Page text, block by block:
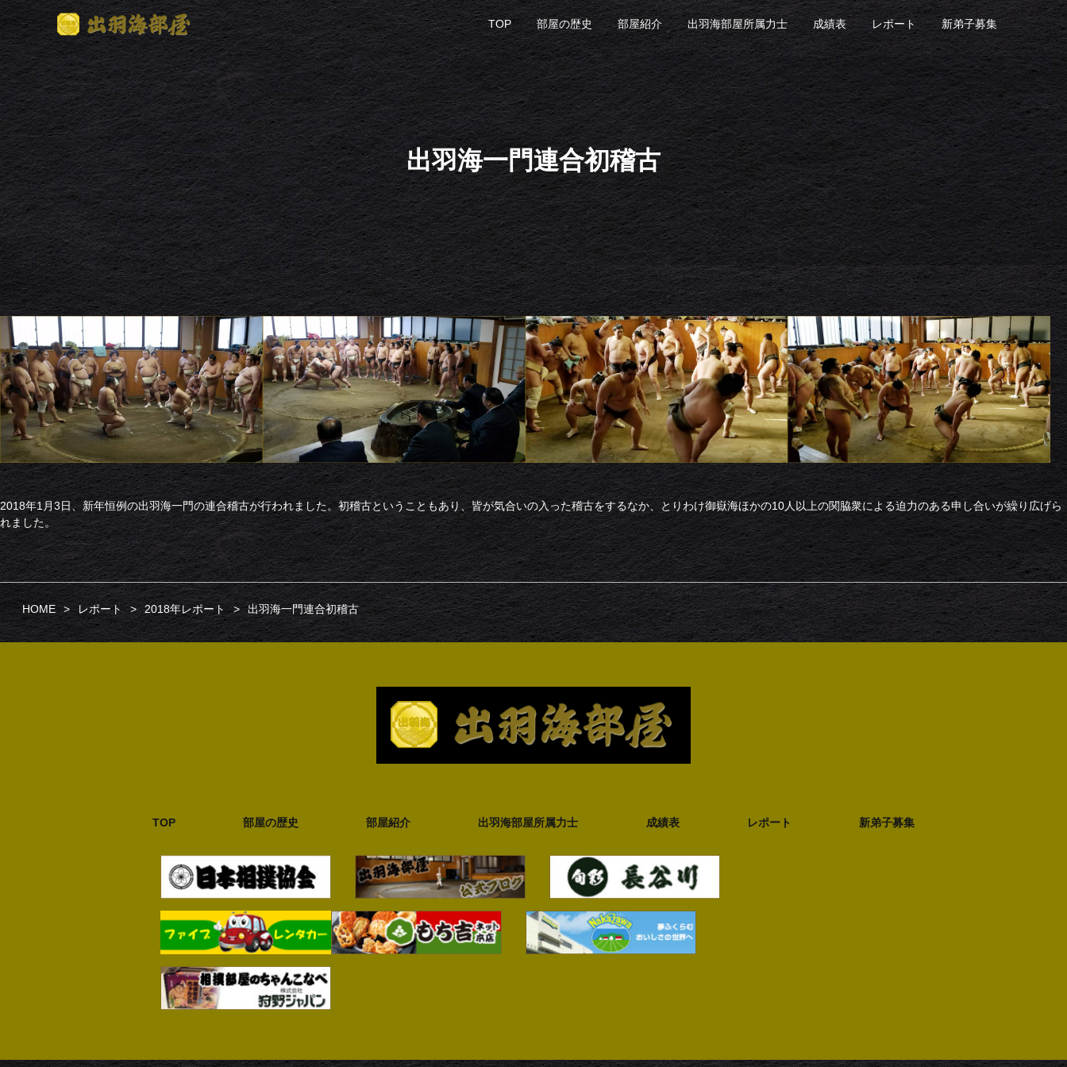
TOP 部屋の歴史 部屋紹介 出羽海部屋所属力士 成績表 レポート 新弟子募集
出羽海一門連合初稽古
2018年1月3日、新年恒例の出羽海一門の連合稽古が行われました。初稽古ということもあり、皆が気合いの入った稽古をするなか、とりわけ御嶽海ほかの10人以上の関脇衆による迫力のある申し合いが繰り広げら
れました。
HOME レポート 2018年レポート 出羽海一門連合初稽古
TOP 部屋の歴史 部屋紹介 出羽海部屋所属力士 成績表 レポート 新弟子募集